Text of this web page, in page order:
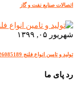
اتصالات صنایع نفت و گاز
شهریور ۰۵, ۱۳۹۹
تولید و تامین انواع فلنج 09126085189
رد پای ما